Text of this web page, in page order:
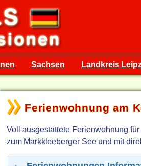
Sachsen Landkreis
Ferienwohnung am
Voll ausgestattete Ferienwohnung
zum Markkleeberger See und mit